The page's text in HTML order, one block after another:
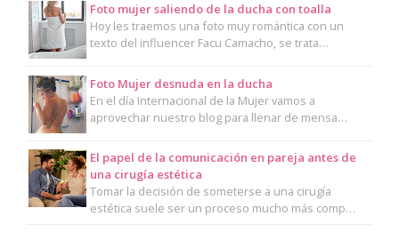
Foto mujer saliendo de la ducha con toalla
Hoy les traemos una foto muy romántica con un
texto del influencer Facu Camacho, se trata…
Foto Mujer desnuda en la ducha
En el día Internacional de la Mujer vamos a
aprovechar nuestro blog para llenar de mensa…
El papel de la comunicación en pareja antes de
una cirugía estética
Tomar la decisión de someterse a una cirugía
estética suele ser un proceso mucho más comp…